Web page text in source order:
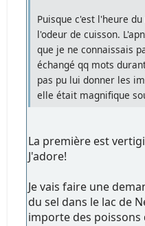
Puisque c'est l'heure
l'odeur de cuisson.
que je ne connaissais
échangé qq mots
pas pu lui donner les
elle était magnifique
La première est
J'adore!
Je vais faire une
du sel dans le lac de
importe des